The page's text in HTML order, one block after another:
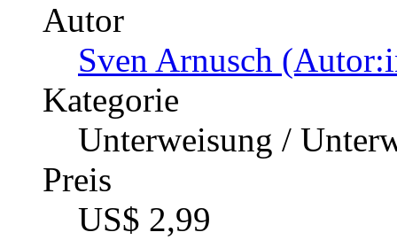
Autor
Sven Arnusch
Kategorie
Unterweisung /
Preis
US$ 2,99